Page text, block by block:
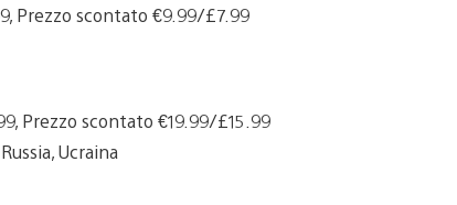
Prezzo scontato €9.99/£7.99
Prezzo scontato €19.99/£15.99
Ucraina